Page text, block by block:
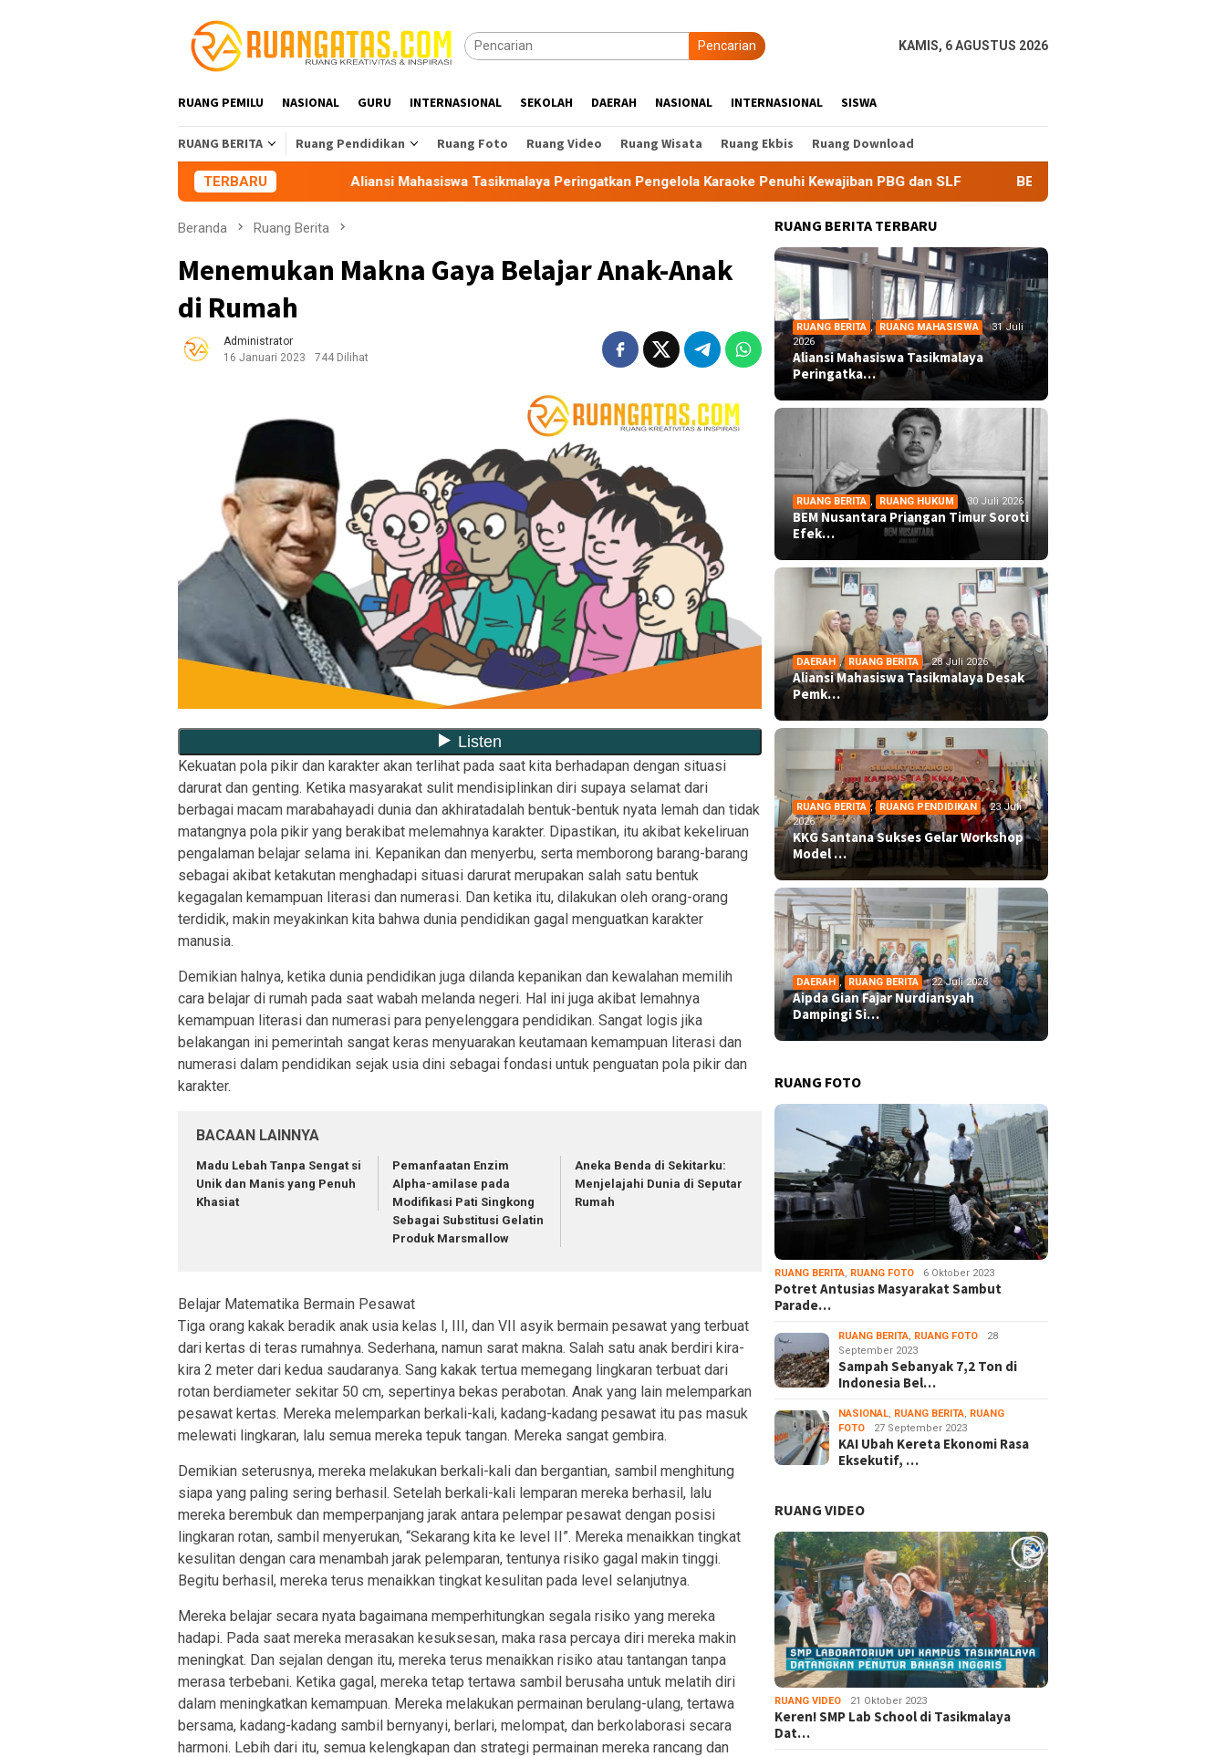
Pencarian KAMIS, 6 AGUSTUS 2026
RUANG PEMILU NASIONAL GURU INTERNASIONAL SEKOLAH DAERAH NASIONAL INTERNASIONAL SISWA
RUANG BERITA Ruang Pendidikan Ruang Foto Ruang Video Ruang Wisata Ruang Ekbis Ruang Download
TERBARU
Aliansi Mahasiswa Tasikmalaya Peringatkan Pengelola Karaoke Penuhi Kewajiban PBG dan SLF BEM Nusantara Priangan Timur Soroti Efektivitas
Beranda Ruang Berita
Menemukan Makna Gaya Belajar Anak-Anak
di Rumah
Administrator
16 Januari 2023
744 Dilihat
Kekuatan pola pikir dan karakter akan terlihat pada saat kita berhadapan dengan situasi
darurat dan genting. Ketika masyarakat sulit mendisiplinkan diri supaya selamat dari
berbagai macam marabahayadi dunia dan akhiratadalah bentuk-bentuk nyata lemah dan tidak
matangnya pola pikir yang berakibat melemahnya karakter. Dipastikan, itu akibat kekeliruan
pengalaman belajar selama ini. Kepanikan dan menyerbu, serta memborong barang-barang
sebagai akibat ketakutan menghadapi situasi darurat merupakan salah satu bentuk
kegagalan kemampuan literasi dan numerasi. Dan ketika itu, dilakukan oleh orang-orang
terdidik, makin meyakinkan kita bahwa dunia pendidikan gagal menguatkan karakter
manusia.
Demikian halnya, ketika dunia pendidikan juga dilanda kepanikan dan kewalahan memilih
cara belajar di rumah pada saat wabah melanda negeri. Hal ini juga akibat lemahnya
kemampuan literasi dan numerasi para penyelenggara pendidikan. Sangat logis jika
belakangan ini pemerintah sangat keras menyuarakan keutamaan kemampuan literasi dan
numerasi dalam pendidikan sejak usia dini sebagai fondasi untuk penguatan pola pikir dan
karakter.
BACAAN LAINNYA
Madu Lebah Tanpa Sengat si
Unik dan Manis yang Penuh
Khasiat
Pemanfaatan Enzim
Αlpha-amilase pada
Modifikasi Pati Singkong
Sebagai Substitusi Gelatin
Produk Marsmallow
Aneka Benda di Sekitarku:
Menjelajahi Dunia di Seputar
Rumah
Belajar Matematika Bermain Pesawat
Tiga orang kakak beradik anak usia kelas I, III, dan VII asyik bermain pesawat yang terbuat
dari kertas di teras rumahnya. Sederhana, namun sarat makna. Salah satu anak berdiri kira-
kira 2 meter dari kedua saudaranya. Sang kakak tertua memegang lingkaran terbuat dari
rotan berdiameter sekitar 50 cm, sepertinya bekas perabotan. Anak yang lain melemparkan
pesawat kertas. Mereka melemparkan berkali-kali, kadang-kadang pesawat itu pas masuk
melewati lingkaran, lalu semua mereka tepuk tangan. Mereka sangat gembira.
Demikian seterusnya, mereka melakukan berkali-kali dan bergantian, sambil menghitung
siapa yang paling sering berhasil. Setelah berkali-kali lemparan mereka berhasil, lalu
mereka berembuk dan memperpanjang jarak antara pelempar pesawat dengan posisi
lingkaran rotan, sambil menyerukan, “Sekarang kita ke level II”. Mereka menaikkan tingkat
kesulitan dengan cara menambah jarak pelemparan, tentunya risiko gagal makin tinggi.
Begitu berhasil, mereka terus menaikkan tingkat kesulitan pada level selanjutnya.
Mereka belajar secara nyata bagaimana memperhitungkan segala risiko yang mereka
hadapi. Pada saat mereka merasakan kesuksesan, maka rasa percaya diri mereka makin
meningkat. Dan sejalan dengan itu, mereka terus menaikkan risiko atau tantangan tanpa
merasa terbebani. Ketika gagal, mereka tetap tertawa sambil berusaha untuk melatih diri
dalam meningkatkan kemampuan. Mereka melakukan permainan berulang-ulang, tertawa
bersama, kadang-kadang sambil bernyanyi, berlari, melompat, dan berkolaborasi secara
harmoni. Lebih dari itu, semua kelengkapan dan strategi permainan mereka rancang dan
RUANG BERITA TERBARU
RUANG BERITA , RUANG MAHASISWA
31 Juli
2026
Aliansi Mahasiswa Tasikmalaya
Peringatka…
RUANG BERITA , RUANG HUKUM 30 Juli 2026
BEM Nusantara Priangan Timur Soroti
Efek…
DAERAH , RUANG BERITA 28 Juli 2026
Aliansi Mahasiswa Tasikmalaya Desak
Pemk…
RUANG BERITA , RUANG PENDIDIKAN
23 Juli
2026
KKG Santana Sukses Gelar Workshop
Model …
DAERAH , RUANG BERITA 22 Juli 2026
Aipda Gian Fajar Nurdiansyah
Dampingi Si…
RUANG FOTO
RUANG BERITA, RUANG FOTO 6 Oktober 2023
Potret Antusias Masyarakat Sambut
Parade…
RUANG BERITA, RUANG FOTO
28
September 2023
Sampah Sebanyak 7,2 Ton di
Indonesia Bel…
NASIONAL, RUANG BERITA, RUANG
FOTO
27 September 2023
KAI Ubah Kereta Ekonomi Rasa
Eksekutif, …
RUANG VIDEO
RUANG VIDEO 21 Oktober 2023
Keren! SMP Lab School di Tasikmalaya
Dat…